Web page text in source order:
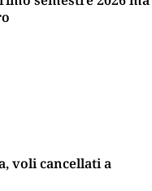
voli cancellati a